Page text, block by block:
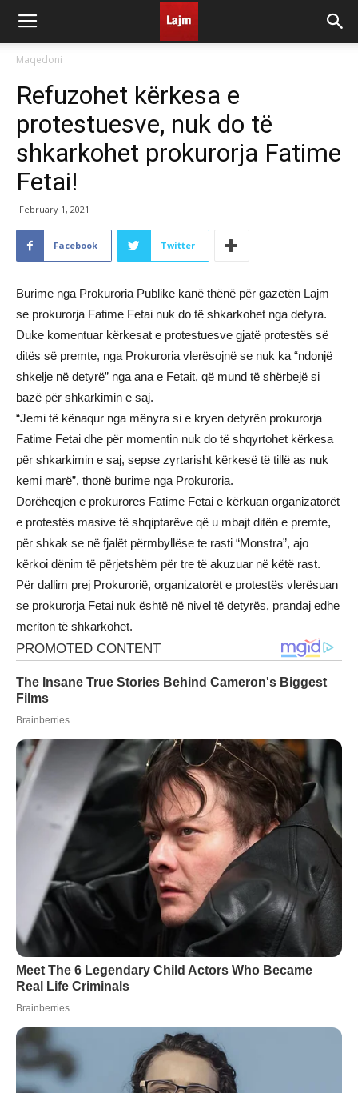
Maqedoni
Refuzohet kërkesa e
protestuesve, nuk do të
shkarkohet prokurorja Fatime
Fetai!
February 1, 2021
Facebook Twitter
Burime nga Prokuroria Publike kanë thënë për gazetën Lajm
se prokurorja Fatime Fetai nuk do të shkarkohet nga detyra.
Duke komentuar kërkesat e protestuesve gjatë protestës së
ditës së premte, nga Prokuroria vlerësojnë se nuk ka “ndonjë
shkelje në detyrë” nga ana e Fetait, që mund të shërbejë si
bazë për shkarkimin e saj.
“Jemi të kënaqur nga mënyra si e kryen detyrën prokurorja
Fatime Fetai dhe për momentin nuk do të shqyrtohet kërkesa
për shkarkimin e saj, sepse zyrtarisht kërkesë të tillë as nuk
kemi marë”, thonë burime nga Prokuroria.
Dorëheqjen e prokurores Fatime Fetai e kërkuan organizatorët
e protestës masive të shqiptarëve që u mbajt ditën e premte,
për shkak se në fjalët përmbyllëse te rasti “Monstra”, ajo
kërkoi dënim të përjetshëm për tre të akuzuar në këtë rast.
Për dallim prej Prokurorië, organizatorët e protestës vlerësuan
se prokurorja Fetai nuk është në nivel të detyrës, prandaj edhe
meriton të shkarkohet.